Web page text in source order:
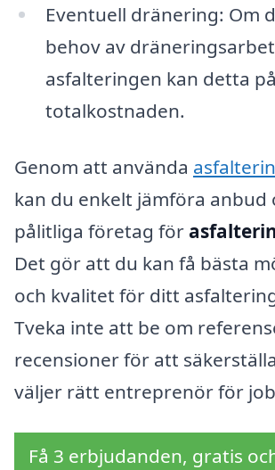
Eventuell dränering: Om
behov av
asfalteringen kan detta
totalkostnaden.
Genom att använda
kan du enkelt jämföra anbud
pålitliga företag för
Det gör att du kan få bästa
och kvalitet för ditt
Tveka inte att be om
recensioner för att
väljer rätt entreprenör för
Få 3 erbjudanden, gratis